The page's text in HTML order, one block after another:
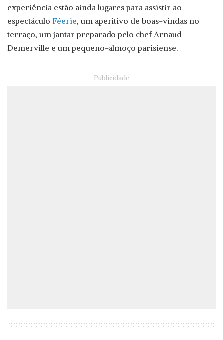
experiência estão ainda lugares para assistir ao
espectáculo Féerie, um aperitivo de boas-vindas no
terraço, um jantar preparado pelo chef Arnaud
Demerville e um pequeno-almoço parisiense.
– Publicidade –